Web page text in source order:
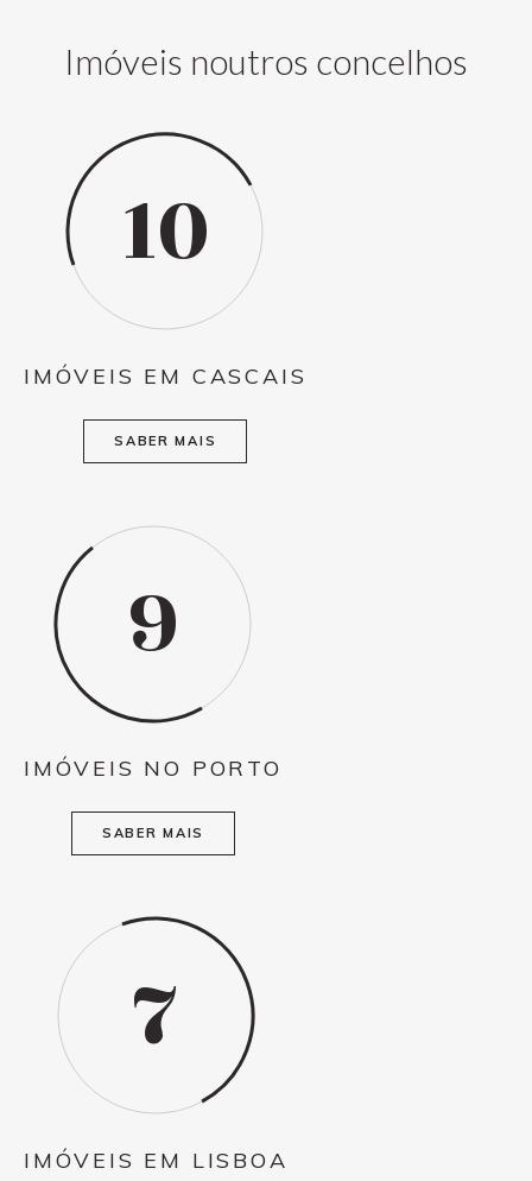
Imóveis noutros concelhos
10
IMÓVEIS EM CASCAIS
SABER MAIS
9
IMÓVEIS NO PORTO
SABER MAIS
7
IMÓVEIS EM LISBOA